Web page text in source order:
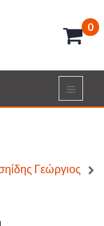
0
Γεώργιος